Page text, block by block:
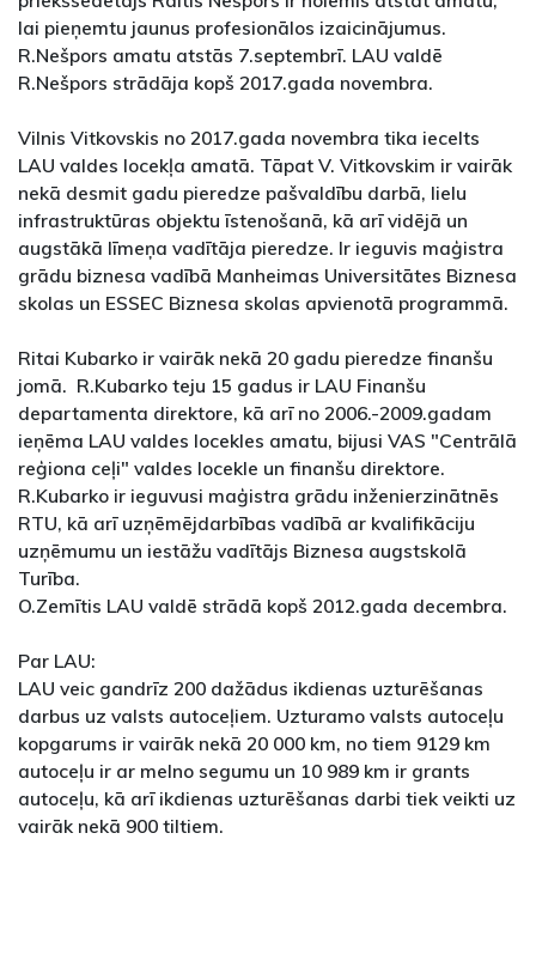
lai pieņemtu jaunus profesionālos izaicinājumus.
R.Nešpors amatu atstās 7.septembrī. LAU valdē
R.Nešpors strādāja kopš 2017.gada novembra.
Vilnis Vitkovskis no 2017.gada novembra tika iecelts
LAU valdes locekļa amatā. Tāpat V. Vitkovskim ir vairāk
nekā desmit gadu pieredze pašvaldību darbā, lielu
infrastruktūras objektu īstenošanā, kā arī vidējā un
augstākā līmeņa vadītāja pieredze. Ir ieguvis maģistra
grādu biznesa vadībā Manheimas Universitātes Biznesa
skolas un ESSEC Biznesa skolas apvienotā programmā.
Ritai Kubarko ir vairāk nekā 20 gadu pieredze finanšu
jomā. R.Kubarko teju 15 gadus ir LAU Finanšu
departamenta direktore, kā arī no 2006.-2009.gadam
ieņēma LAU valdes locekles amatu, bijusi VAS "Centrālā
reģiona ceļi" valdes locekle un finanšu direktore.
R.Kubarko ir ieguvusi maģistra grādu inženierzinātnēs
RTU, kā arī uzņēmējdarbības vadībā ar kvalifikāciju
uzņēmumu un iestāžu vadītājs Biznesa augstskolā
Turība.
O.Zemītis LAU valdē strādā kopš 2012.gada decembra.
Par LAU:
LAU veic gandrīz 200 dažādus ikdienas uzturēšanas
darbus uz valsts autoceļiem. Uzturamo valsts autoceļu
kopgarums ir vairāk nekā 20 000 km, no tiem 9129 km
autoceļu ir ar melno segumu un 10 989 km ir grants
autoceļu, kā arī ikdienas uzturēšanas darbi tiek veikti uz
vairāk nekā 900 tiltiem.